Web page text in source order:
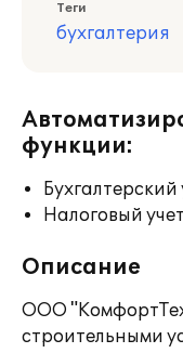
Теги
бухгалтерия
функции:
Бухгалтерский
Налоговый учет
Описание
ООО
строительными